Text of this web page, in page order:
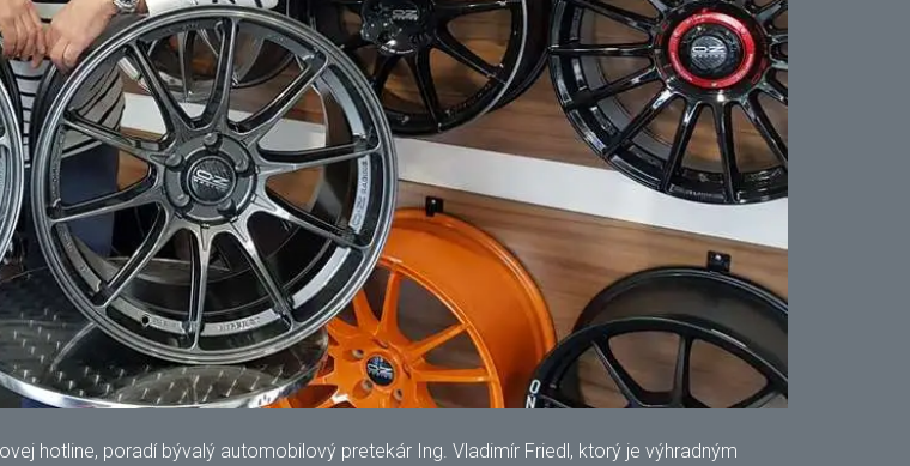
hotline, poradí bývalý automobilový pretekár Ing. Vladimír Friedl, ktorý je výhradným